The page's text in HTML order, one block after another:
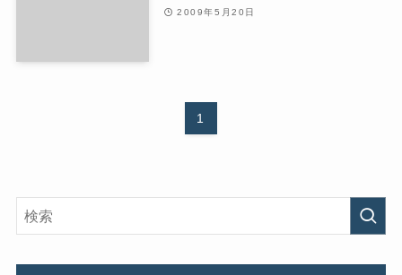
2009年5月20日
1